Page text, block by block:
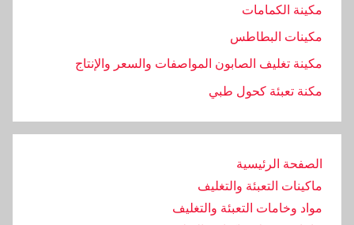
ك
ي
,
ن
س
ي
مكينة الكمامات
مكينات البطاطس
مكينة تغليف الصابون المواصفات والسعر والإنتاج
مكنة تعبئة كحول طبي
الصفحة الرئيسية
ماكينات التعبئة والتغليف
مواد وخامات التعبئة والتغليف